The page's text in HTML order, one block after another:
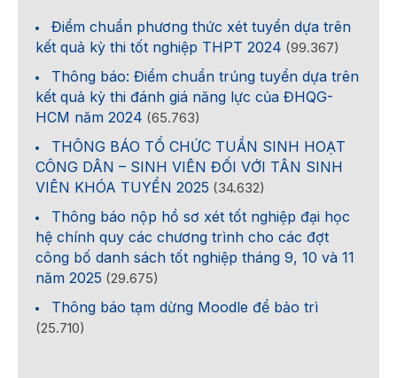
Điểm chuẩn phương thức xét tuyển dựa trên
kết quả kỳ thi tốt nghiệp THPT 2024 (99.367)
Thông báo: Điểm chuẩn trúng tuyển dựa trên
kết quả kỳ thi đánh giá năng lực của ĐHQG-
HCM năm 2024 (65.763)
THÔNG BÁO TỔ CHỨC TUẦN SINH HOẠT
CÔNG DÂN – SINH VIÊN ĐỐI VỚI TÂN SINH
VIÊN KHÓA TUYỂN 2025 (34.632)
Thông báo nộp hồ sơ xét tốt nghiệp đại học
hệ chính quy các chương trình cho các đợt
công bố danh sách tốt nghiệp tháng 9, 10 và 11
năm 2025 (29.675)
Thông báo tạm dừng Moodle để bảo trì
(25.710)